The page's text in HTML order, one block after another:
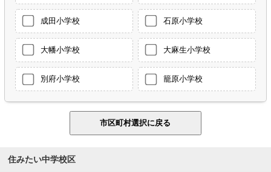
成田小学校 石原小学校
大幡小学校 大麻生小学校
別府小学校 籠原小学校
住みたい中学校区